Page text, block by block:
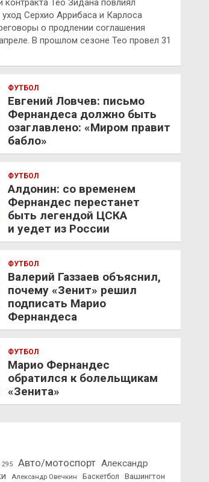
контракта Тео Зидана повлиял
Серхио Аррибаса и Карлоса
о продлении соглашения
В прошлом сезоне Тео провел 31
ФУТБОЛ
Евгений Ловчев: письмо
Фернандеса должно быть
озаглавлено: «Миром правит
бабло»
ФУТБОЛ
Алдонин: со временем
Фернандес перестанет
быть легендой ЦСКА
и уедет из России
ФУТБОЛ
Валерий Газзаев объяснил,
почему «Зенит» решил
подписать Марио
Фернандеса
ФУТБОЛ
Марио Фернандес
обратился к болельщикам
«Зенита»
295 Авто/мотоспорт Александр
Александр Овечкин Баскетбол
Вашингтон